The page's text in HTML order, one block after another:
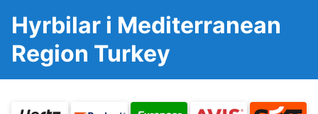
Hyrbilar i Mediterranean
Region Turkey